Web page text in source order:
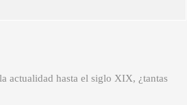
actualidad hasta el siglo XIX, ¿tantas